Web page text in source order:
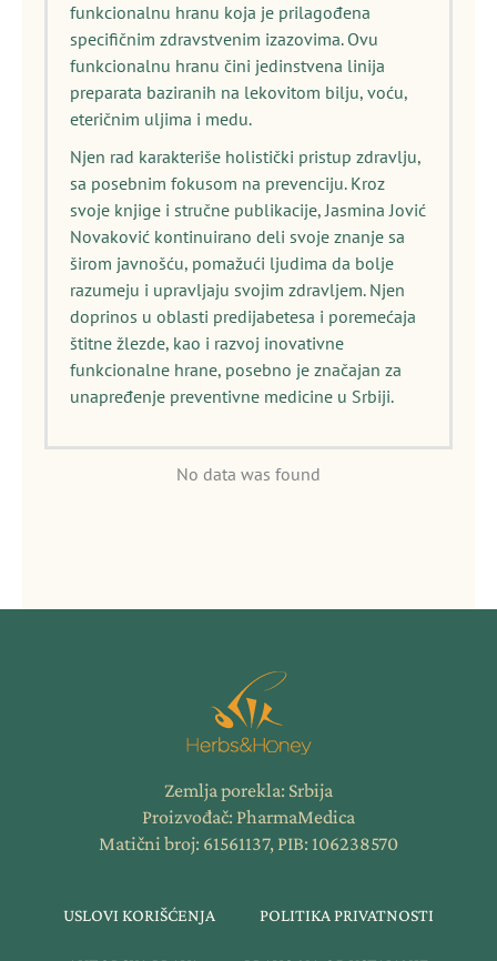
funkcionalnu hranu koja je prilagođena
specifičnim zdravstvenim izazovima. Ovu
funkcionalnu hranu čini jedinstvena linija
preparata baziranih na lekovitom bilju, voću,
eteričnim uljima i medu.
Njen rad karakteriše holistički pristup zdravlju,
sa posebnim fokusom na prevenciju. Kroz
svoje knjige i stručne publikacije, Jasmina Jović
Novaković kontinuirano deli svoje znanje sa
širom javnošću, pomažući ljudima da bolje
razumeju i upravljaju svojim zdravljem. Njen
doprinos u oblasti predijabetesa i poremećaja
štitne žlezde, kao i razvoj inovativne
funkcionalne hrane, posebno je značajan za
unapređenje preventivne medicine u Srbiji.
No data was found
Zemlja porekla: Srbija
Proizvođač: PharmaMedica
Matični broj: 61561137, PIB: 106238570
USLOVI KORIŠĆENJA POLITIKA PRIVATNOSTI